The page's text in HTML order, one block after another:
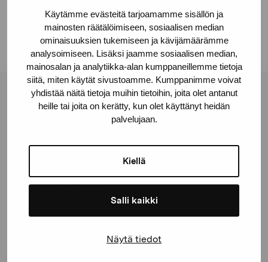
Käytämme evästeitä tarjoamamme sisällön ja
mainosten räätälöimiseen, sosiaalisen median
ominaisuuksien tukemiseen ja kävijämäärämme
analysoimiseen. Lisäksi jaamme sosiaalisen median,
mainosalan ja analytiikka-alan kumppaneillemme tietoja
siitä, miten käytät sivustoamme. Kumppanimme voivat
yhdistää näitä tietoja muihin tietoihin, joita olet antanut
heille tai joita on kerätty, kun olet käyttänyt heidän
palvelujaan.
Kiellä
Salli kaikki
Näytä tiedot
Stiftelsen Pro Artibus
proartibus@proartibus.fi
+358 (0)50 371 6339